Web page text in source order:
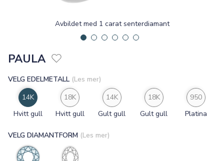
Avbildet med 1 carat senterdiamant
PAULA
VELG EDELMETALL (Les mer)
14K
Hvitt gull
18K
Hvitt gull
14K
Gult gull
18K
Gult gull
950
Platina
VELG DIAMANTFORM (Les mer)